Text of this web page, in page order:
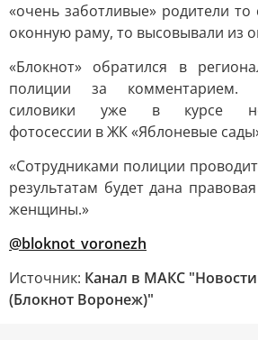
«очень заботливые» родители
оконную раму, то высовывали из
«Блокнот» обратился в
полиции за комментарием.
силовики уже в курсе
фотосессии в ЖК «Яблоневые
«Сотрудниками полиции
результатам будет дана
женщины.»
@bloknot_voronezh
Источник: Канал в МАКС
(Блокнот Воронеж)"